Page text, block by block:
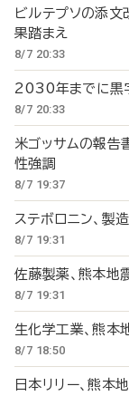
ビルテプソの添
果踏まえ
8/7 20:33
2030年までに黒
8/7 20:33
米ゴッサムの報
性強調
8/7 19:37
ステボロニン、
8/7 19:31
佐藤製薬、熊本
8/7 19:31
生化学工業、熊
8/7 18:50
日本リリー、熊